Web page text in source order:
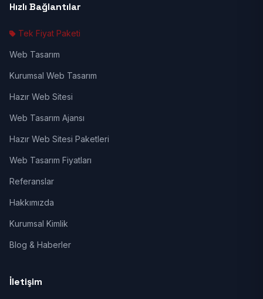
Hızlı Bağlantılar
Tek Fiyat Paketi
Web Tasarım
Kurumsal Web Tasarım
Hazır Web Sitesi
Web Tasarım Ajansı
Hazır Web Sitesi Paketleri
Web Tasarım Fiyatları
Referanslar
Hakkımızda
Kurumsal Kimlik
Blog & Haberler
İletişim